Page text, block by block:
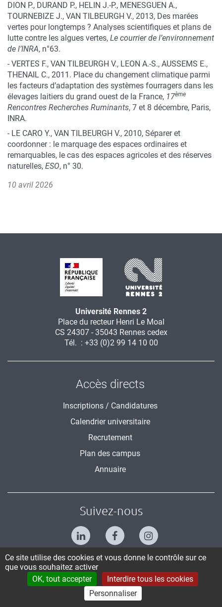
DION P., DURAND P., HELIN J.-P., MENESGUEN A.,
TOURNEBIZE J., VAN TILBEURGH V., 2013, Des marées
vertes pour longtemps ? Analyses scientifiques et plans de
lutte contre les algues vertes, Le courrier de l’environnement
de l’INRA, n°63.
- VERTES F., VAN TILBEURGH V., LEON A.-S., AUSSEMS E.,
THENAIL C., 2011. Place du changement climatique parmi
les facteurs d’adaptation des systèmes fourragers dans les
élevages laitiers du grand ouest de la France, 17ème
Rencontres Recherches Ruminants, 7 et 8 décembre, Paris,
INRA.
- LE CARO Y., VAN TILBEURGH V., 2010, Séparer et
coordonner : le marquage des espaces ordinaires et
remarquables, le cas des espaces agricoles et des réserves
naturelles, ESO, n° 30.
10 avril 2026
Université Rennes 2
Place du recteur Henri Le Moal
CS 24307 - 35043 Rennes cedex
Tél. : +33 (0)2 99 14 10 00
Accès directs
Inscriptions / Candidatures
Calendrier universitaire
Recrutement
Plan des campus
Annuaire
Suivez-nous
CONTACT PLAN DU SITE CRÉDITS ET MENTIONS LÉGALES
Ce site utilise des cookies et vous donne le contrôle sur ce
que vous souhaitez activer
OK, tout accepter
Interdire tous les cookies
Personnaliser